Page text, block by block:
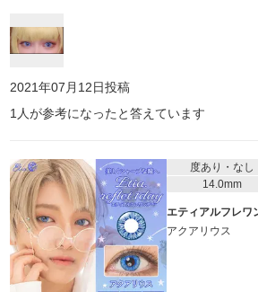
2021年07月12日投稿
1 人が参考になったと答えています
度あり・なし
14.0mm
エティアルフレワ
アクアリウス